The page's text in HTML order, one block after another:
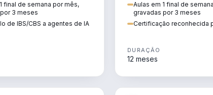
final de semana por mês,
3 meses
de IBS/CBS a agentes de IA
Aulas em 1 final de
gravadas por 3 meses
Certificação reconhecida
DURAÇÃO
12 meses